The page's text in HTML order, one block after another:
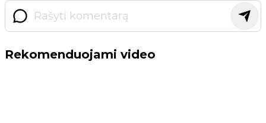
Rekomenduojami video